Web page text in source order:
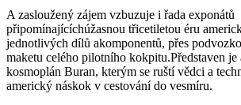
A zasloužený zájem vzbuzuje i řada exponátů
připomínajícíchúžasnou třicetiletou éru
jednotlivých dílů akomponentů, přes
maketu celého pilotního kokpitu.Představen je
kosmoplán Buran, kterým se ruští vědci a
americký náskok v cestování do vesmíru.